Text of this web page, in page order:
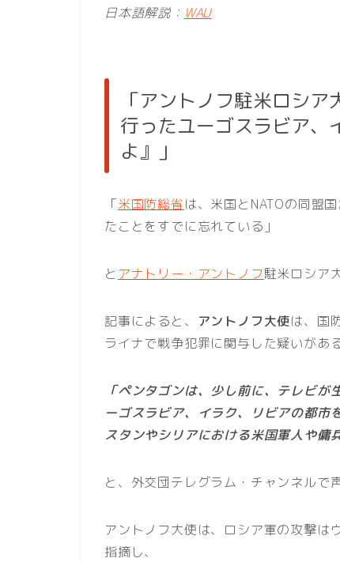
日本語解説： WAU
「アントノフ駐米ロシ
行ったユーゴスラビア、
よ』」
「米国防総省は、米国とNATOの同盟
たことをすでに忘れている」
と アナトリー・アントノフ駐米ロシア
記事によると、 アントノフ大使は、国
ライナで戦争犯罪に関与した疑いがあ
「ペンタゴンは、少し前に、テレビ
ーゴスラビア、イラク、リビアの都市
スタンやシリアにおける米国軍人や傭
と、外交団テレグラム・チャンネルで
アントノフ大使は、ロシア軍の攻撃は
指摘し、